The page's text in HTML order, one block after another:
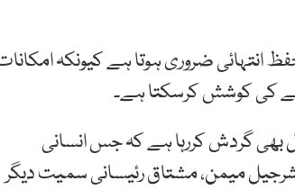
انتہائی ضروری ہوتا ہے کیونکہ
کی کوشش کرسکتا ہے۔
سے یہ سوال بھی گردش کررہا ہے کہ جس انسانی
میمن، مشتاق رئیسانی سمیت دیگر